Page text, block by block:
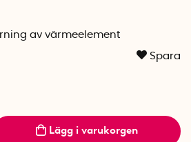
av värmeelement
Spara
Lägg i varukorgen